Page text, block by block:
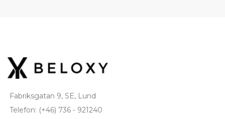
Fabriksgatan 9, SE, Lund
Telefon: (+46) 736 - 921240